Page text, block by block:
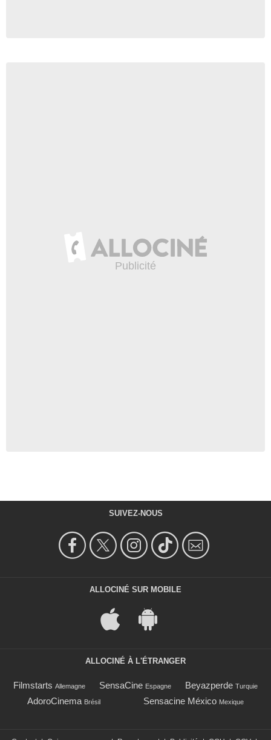
SUIVEZ-NOUS
ALLOCINÉ SUR MOBILE
ALLOCINÉ À L'ÉTRANGER
Filmstarts Allemagne SensaCine Espagne Beyazperde Turquie
AdoroCinema Brésil Sensacine México Mexique